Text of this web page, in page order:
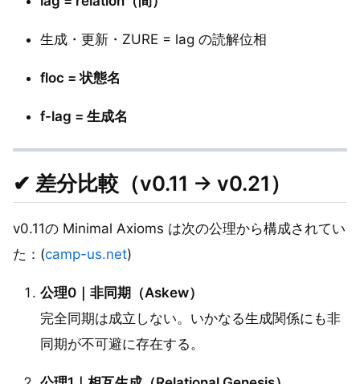
生成・更新・ZURE = lag の読解位相
floc = 状態名
f-lag = 生成名
✔ 差分比較（v0.11 → v0.21）
v0.11の Minimal Axioms は次の公理から構成されてい
た：(camp-us.net)
公理0｜非同期（Askew）
完全同期は成立しない。いかなる生成関係にも非
同期が不可避に存在する。